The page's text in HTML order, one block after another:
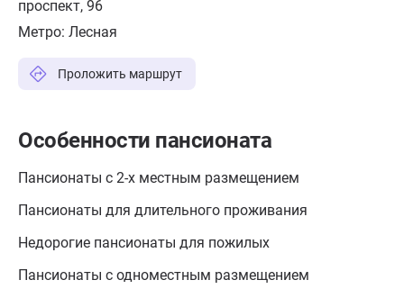
проспект, 96
Метро: Лесная
Проложить маршрут
Особенности пансионата
Пансионаты с 2-х местным размещением
Пансионаты для длительного проживания
Недорогие пансионаты для пожилых
Пансионаты с одноместным размещением